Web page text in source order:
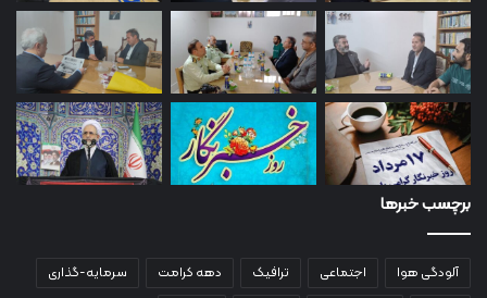
برچسب خبرها
آلودگی هوا اجتماعی ترافیک دهه کرامت
سرمایه-گذاری